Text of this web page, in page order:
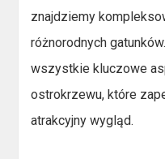
znajdziemy
różnorodnych
wszystkie kluczowe
ostrokrzewu, które
atrakcyjny wygląd.